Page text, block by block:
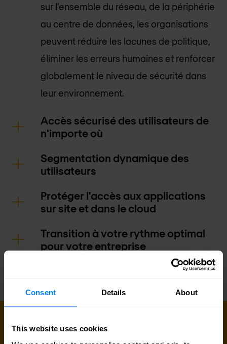
Consent Details About
This website uses cookies
sur l'ensemble du réseau, de la périphérie
au centre de données, les organisations
peuvent réduire les lacunes de politique,
éliminer les erreurs humaines et renforcer
globalement le niveau de sécurité dans
leur environnement.
Accès sécurisé des utilisateurs de
n'importe où
Segmentation dynamique des
utilisateurs
Protéger l'accès aux applications
sur site et dans le cloud
Transition à votre rythme optimal
pour votre entreprise
AUJOURD'HUI